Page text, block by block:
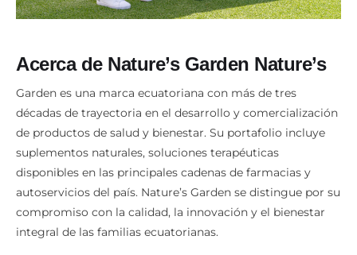
Acerca de Nature’s Garden Nature’s
Garden es una marca ecuatoriana con más de tres
décadas de trayectoria en el desarrollo y comercialización
de productos de salud y bienestar. Su portafolio incluye
suplementos naturales, soluciones terapéuticas
disponibles en las principales cadenas de farmacias y
autoservicios del país. Nature’s Garden se distingue por su
compromiso con la calidad, la innovación y el bienestar
integral de las familias ecuatorianas.